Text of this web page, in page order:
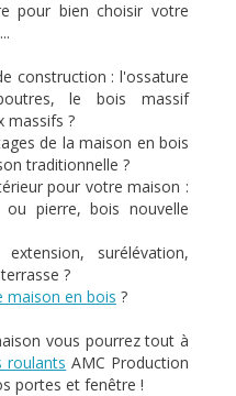
pour bien choisir votre
construction : l'ossature
le bois massif
massifs ?
de la maison en bois
traditionnelle ?
pour votre maison :
pierre, bois nouvelle
surélévation,
?
maison en bois ?
vous pourrez tout à
roulants AMC Production
portes et fenêtre !